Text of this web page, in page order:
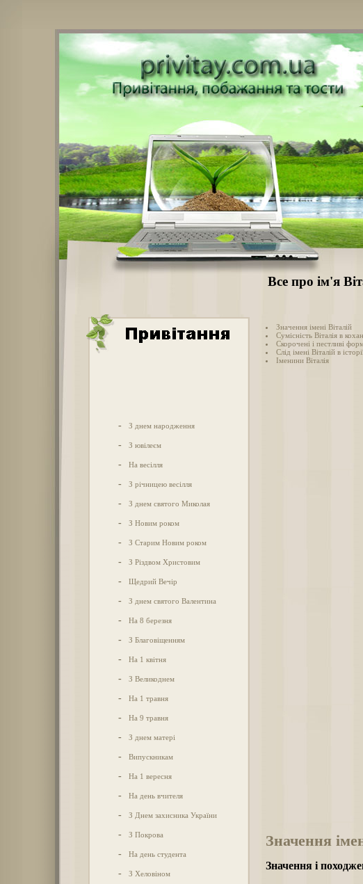
Все про ім'я
- З днем народження
- З ювілеєм
- На весілля
- З річницею весілля
- З днем святого Миколая
- З Новим роком
- З Старим Новим роком
- З Різдвом Христовим
- Щедрий Вечір
- З днем святого Валентина
- На 8 березня
- З Благовіщенням
- На 1 квітня
- З Великоднем
- На 1 травня
- На 9 травня
- З днем матері
- Випускникам
- На 1 вересня
- На день вчителя
- З Днем захисника України
- З Покрова
- На день студента
- З Хеловіном
Значення імені Віталій
Сумісність Віталія в
Скорочені і пестливі
Слід імені Віталій в
Іменини Віталія
Значення
Значення і